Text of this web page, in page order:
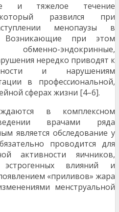
и тяжелое течение
развился при
менопаузы в
Возникающие при этом
обменно-эндокринные,
нередко приводят к
и нарушениям
в профессиональной,
сферах жизни [4–6].
в комплексном
врачами ряда
является обследование у
проводится для
активности яичников,
влияний и
«приливов» жара
менструальной